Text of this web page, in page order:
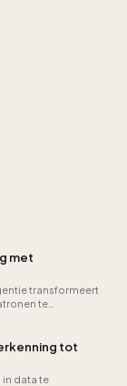
met
transformeert
te
tot
data te